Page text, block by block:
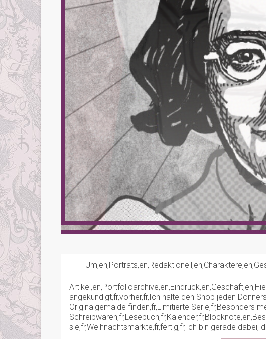
angekündigt,fr,vorher,fr,Ich halte den Shop jeden
Originalgemälde finden,fr,Limitierte Serie,fr,Besonders
sie,fr,Weihnachtsmärkte,fr,fertig,fr,Ich bin gerade